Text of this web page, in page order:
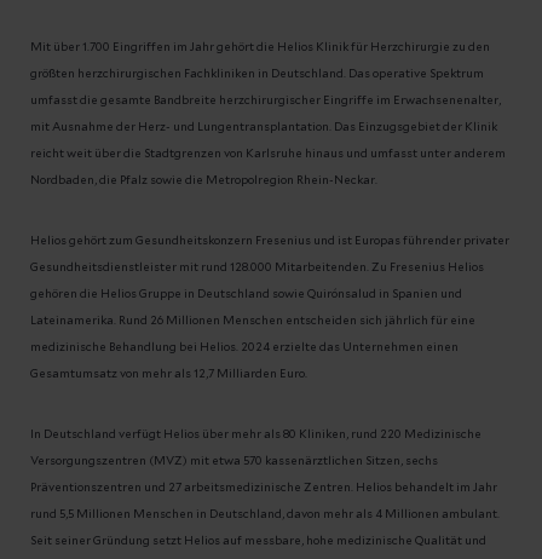
Mit über 1.700 Eingriffen im Jahr gehört die Helios Klinik für Herzchirurgie zu den
größten herzchirurgischen Fachkliniken in Deutschland. Das operative Spektrum
umfasst die gesamte Bandbreite herzchirurgischer Eingriffe im Erwachsenenalter,
mit Ausnahme der Herz- und Lungentransplantation. Das Einzugsgebiet der Klinik
reicht weit über die Stadtgrenzen von Karlsruhe hinaus und umfasst unter anderem
Nordbaden, die Pfalz sowie die Metropolregion Rhein-Neckar.
Helios gehört zum Gesundheitskonzern Fresenius und ist Europas führender privater
Gesundheitsdienstleister mit rund 128.000 Mitarbeitenden. Zu Fresenius Helios
gehören die Helios Gruppe in Deutschland sowie Quirónsalud in Spanien und
Lateinamerika. Rund 26 Millionen Menschen entscheiden sich jährlich für eine
medizinische Behandlung bei Helios. 2024 erzielte das Unternehmen einen
Gesamtumsatz von mehr als 12,7 Milliarden Euro.
In Deutschland verfügt Helios über mehr als 80 Kliniken, rund 220 Medizinische
Versorgungszentren (MVZ) mit etwa 570 kassenärztlichen Sitzen, sechs
Präventionszentren und 27 arbeitsmedizinische Zentren. Helios behandelt im Jahr
rund 5,5 Millionen Menschen in Deutschland, davon mehr als 4 Millionen ambulant.
Seit seiner Gründung setzt Helios auf messbare, hohe medizinische Qualität und